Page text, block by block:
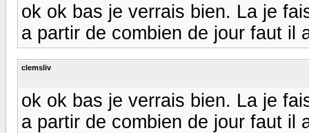
ok ok bas je verrais bien. La je
a partir de combien de jour faut il
clemsliv
ok ok bas je verrais bien. La je
a partir de combien de jour faut il